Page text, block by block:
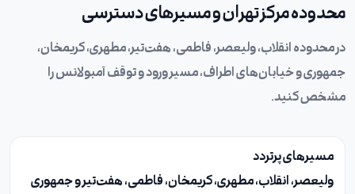
محدوده مرکز تهران و مسیرهای دسترسی
در محدوده انقلاب، ولیعصر، فاطمی، هفت‌تیر، مطهری، کریمخان،
جمهوری و خیابان‌های اطراف، مسیر ورود و توقف آمبولانس را
مشخص کنید.
مسیرهای پرتردد
ولیعصر، انقلاب، مطهری، کریمخان، فاطمی، هفت‌تیر و جمهوری